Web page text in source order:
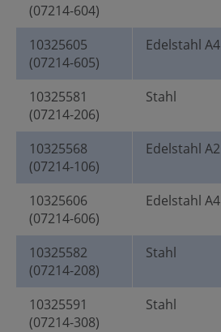
(07214-604)
10325605
(07214-605)
Edelstahl A4
10325581
(07214-206)
Stahl
10325568
(07214-106)
Edelstahl A2
10325606
(07214-606)
Edelstahl A4
10325582
(07214-208)
Stahl
10325591
(07214-308)
Stahl